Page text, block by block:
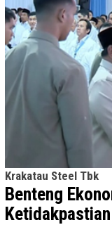
Krakatau Steel Tbk
Benteng